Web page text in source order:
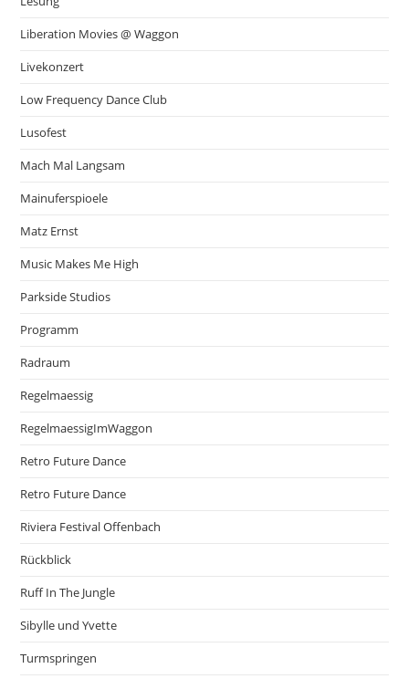
Liberation Movies @ Waggon
Livekonzert
Low Frequency Dance Club
Lusofest
Mach Mal Langsam
Mainuferspioele
Matz Ernst
Music Makes Me High
Parkside Studios
Programm
Radraum
Regelmaessig
RegelmaessigImWaggon
Retro Future Dance
Retro Future Dance
Riviera Festival Offenbach
Rückblick
Ruff In The Jungle
Sibylle und Yvette
Turmspringen